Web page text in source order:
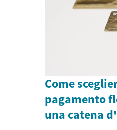
Come
pagamento
una catena